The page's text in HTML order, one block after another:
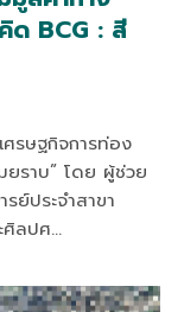
ด BCG : สี
ศรษฐกิจการท่อง
ราบ” โดย ผู้ช่วย
ย์ประจำสาขา
ศิลปศ…